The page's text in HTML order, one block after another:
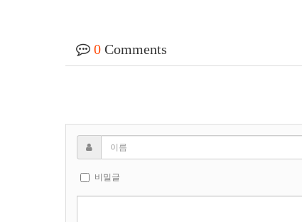
0 Comments
비밀글